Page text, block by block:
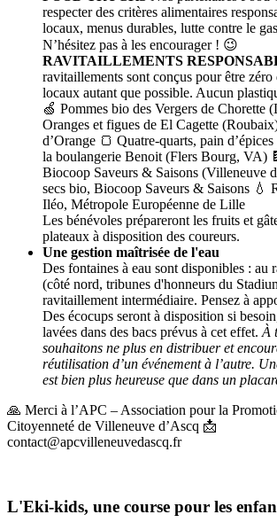
respecter des critères alimentaires
locaux, menus durables, lutte contre le
N’hésitez pas à les encourager ! 😉
RAVITAILLEMENTS
ravitaillements sont conçus pour être zéro
locaux autant que possible. Aucun
🍏 Pommes bio des Vergers de Chorette
Oranges et figues de El Cagette
d’Orange 🍞 Quatre-quarts, pain
la boulangerie Benoit (Flers Bourg, VA)
Biocoop Saveurs & Saisons (Villeneuve
secs bio, Biocoop Saveurs & Saisons 💧
Iléo, Métropole Européenne de Lille
Les bénévoles prépareront les fruits et
plateaux à disposition des coureurs.
Une gestion maîtrisée de l'eau
Des fontaines à eau sont disponibles : au
(côté nord, tribunes d'honneurs du
ravitaillement intermédiaire. Pensez à
Des écocups seront à disposition si
lavées dans des bacs prévus à cet effet. À
souhaitons ne plus en distribuer et
réutilisation d’un événement à l’autre.
est bien plus heureuse que dans un
🙏 Merci à l’APC – Association pour la
Citoyenneté de Villeneuve d’Ascq 📩
contact@apcvilleneuvedascq.fr
L'Eki-kids, une course pour les